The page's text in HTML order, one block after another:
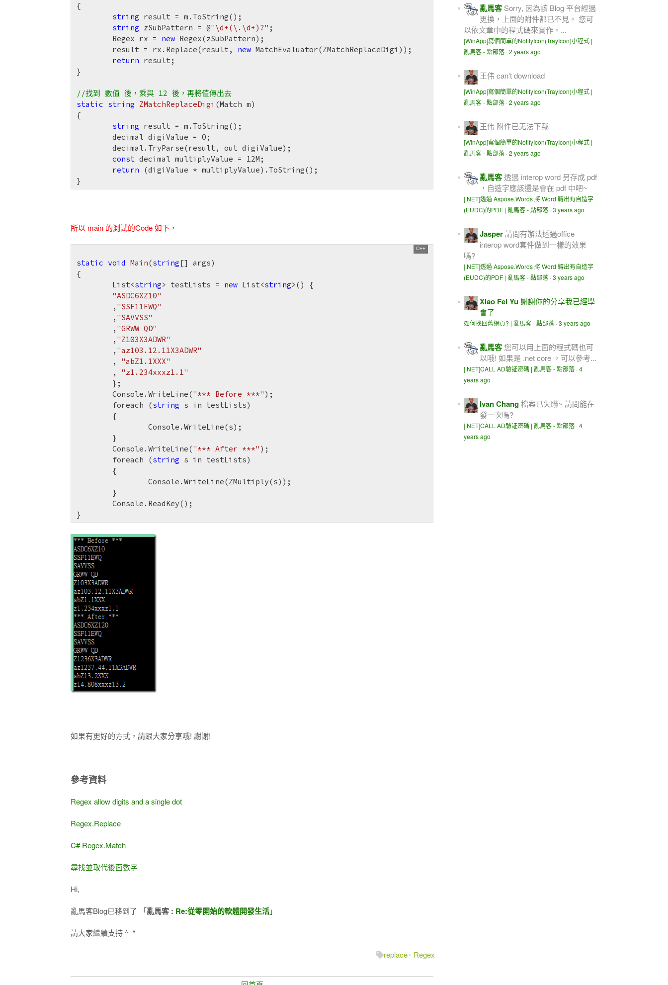
{
string result = m.ToString();
string zSubPattern = @"\d+(\.\d+)?" ;
	Regex rx =
new Regex(zSubPattern);
	result = rx.Replace(result,
new MatchEvaluator(ZMatchReplaceDigi));
return result;
}
//找到 數值 後，乘與 12 後，再將值傳出去
static string ZMatchReplaceDigi (Match m)
{
string result = m.ToString();
	decimal digiValue =
0 ;
const decimal multiplyValue = 12M;
return (digiValue * multiplyValue).ToString();
所以 main 的測試的Code 如下，
static void Main(string [] args)
{
	List<
string> testLists = new List<string>() {
"ASDC6XZ10"
	,
"SSF11EWQ"
	,
"SAVVSS"
	,
"GRWW QD"
	,
"Z103X3ADWR"
	,
"az103.12.11X3ADWR"
	,
"abZ1.1XXX"
	,
"z1.234xxxz1.1"
	Console.WriteLine(
"*** Before ***" );
	foreach (
string s in testLists)
	Console.WriteLine(
"*** After ***" );
	foreach (
string s in testLists)
}
如果有更好的方式，請跟大家分享哦! 謝謝!
參考資料
Regex allow digits and a single dot
Regex.Replace
C# Regex.Match
尋找並取代後面數字
Hi,
亂馬客Blog已移到了 「亂馬客​ : Re:從零開始的軟體開發生活」
請大家繼續支持 ^_^
replace Regex
亂馬客 Sorry, 因為該 Blog 平台經過
更換，上面的附件都已不見。 您可
以依文章中的程式碼來實作。...
[WinApp]寫個簡單的NotifyIcon(TrayIcon)小程式 |
亂馬客 - 點部落 · 2 years ago
王伟 can't download
[WinApp]寫個簡單的NotifyIcon(TrayIcon)小程式 |
亂馬客 - 點部落 · 2 years ago
王伟 附件已无法下载
[WinApp]寫個簡單的NotifyIcon(TrayIcon)小程式 |
亂馬客 - 點部落 · 2 years ago
亂馬客透過 interop word 另存成 pdf
，自造字應該還是會在 pdf 中吧~
[.NET]透過 Aspose.Words 將 Word 轉出有自造字
(EUDC)的PDF | 亂馬客 - 點部落 · 3 years ago
Jasper請問有辦法透過office
interop word套件做到一樣的效果
嗎?
[.NET]透過 Aspose.Words 將 Word 轉出有自造字
(EUDC)的PDF | 亂馬客 - 點部落 · 3 years ago
Xiao Fei Yu謝謝你的分享我已經學
會了
如何找回舊網頁? | 亂馬客 - 點部落 · 3 years ago
亂馬客 您可以用上面的程式碼也可
以哦! 如果是 .net core ，可以參考...
[.NET]CALL AD驗証密碼 | 亂馬客 - 點部落 · 4
years ago
Ivan Chang檔案已失聯~ 請問能在
發一次嗎?
[.NET]CALL AD驗証密碼 | 亂馬客 - 點部落 · 4
years ago